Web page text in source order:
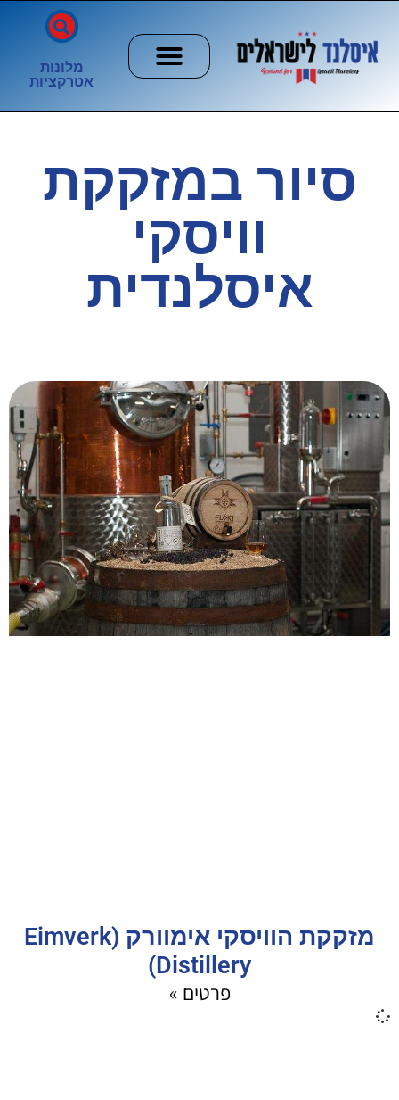
מלונות
אטרקציות
סיור במזקקת
וויסקי
איסלנדית
מזקקת הוויסקי אימוורק (Eimverk
Distillery)
פרטים »